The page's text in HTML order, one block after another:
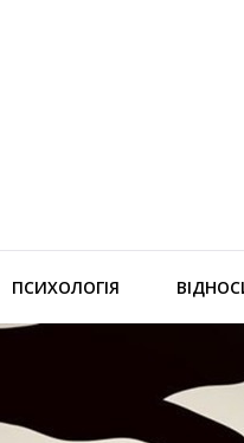
ПСИХОЛОГІЯ